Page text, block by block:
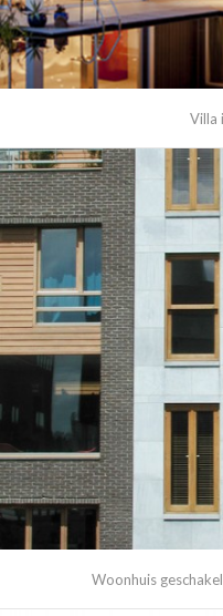
Villa
Woonhuis